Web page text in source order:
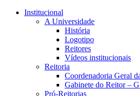
Conteúdo principal
Institucional
A Universidade
História
Logotipo
Reitores
Vídeos institucionais
Reitoria
Coordenadoria Geral
Gabinete do Reitor –
Pró-Reitorias